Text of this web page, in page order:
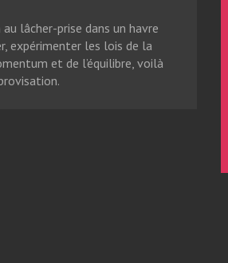
lâcher-prise dans un havre
expérimenter les lois de la
et de l’équilibre, voilà